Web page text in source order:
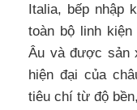
Italia, bếp nhập
toàn bộ linh
Âu và được sản
hiện đại của
tiêu chí từ độ